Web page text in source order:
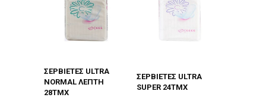
ΣΕΡΒIΕΤΕΣ ULTRA
NORMAL ΛΕΠΤΗ
28TMX
ΣΕΡΒIΕΤΕΣ ULTRA
SUPER 24TMX